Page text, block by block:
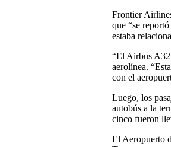
Frontier
que “se
estaba
“El Airbus
aerolínea.
con el
Luego, los
autobús a la
cinco fueron
El Aeropuerto